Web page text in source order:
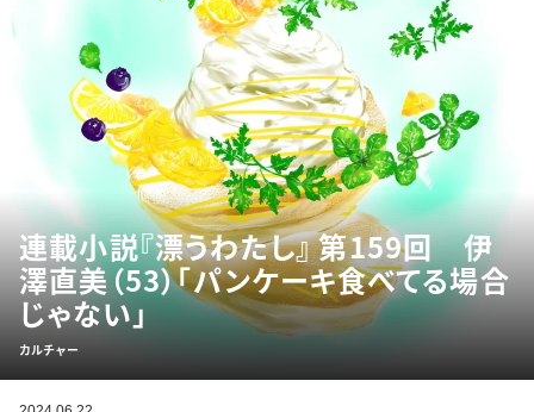
連載小説『漂うわたし』 第159回 伊
澤直美（53）「パンケーキ食べてる場合
じゃない」
カルチャー